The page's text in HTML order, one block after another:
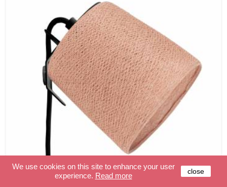
We use cookies on this site to enhance your user
experience. Read more close